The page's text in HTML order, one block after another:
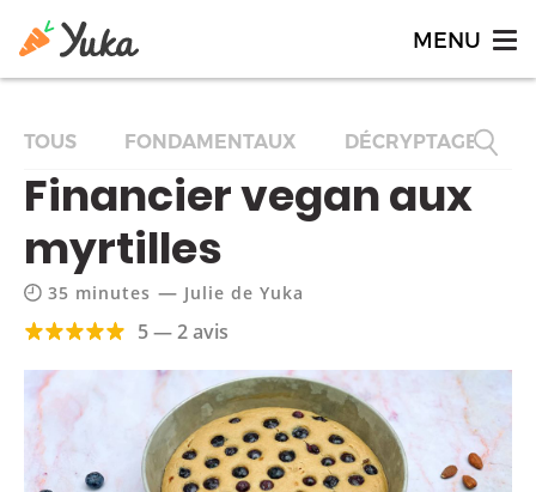
TOUS FONDAMENTAUX DÉCRYPTAGES
Financier vegan aux
myrtilles
35 minutes — Julie de Yuka
5 — 2 avis